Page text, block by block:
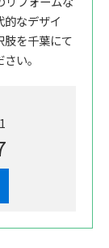
的なデザイ
肢を千葉にて
い。